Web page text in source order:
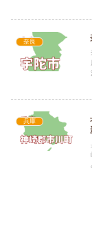
奈良
兵庫